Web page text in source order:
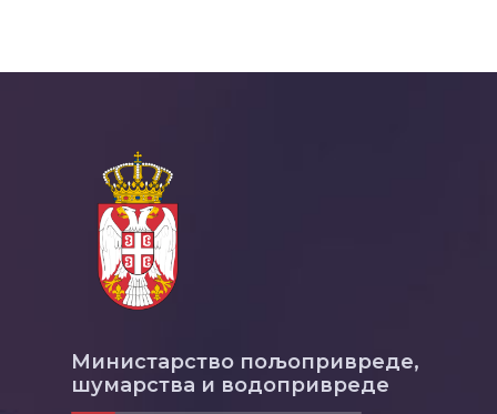
Министарство пољопривреде,
шумарства и водопривреде